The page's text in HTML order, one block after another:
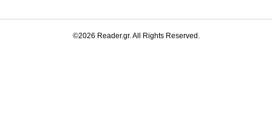
©2026 Reader.gr. All Rights Reserved.